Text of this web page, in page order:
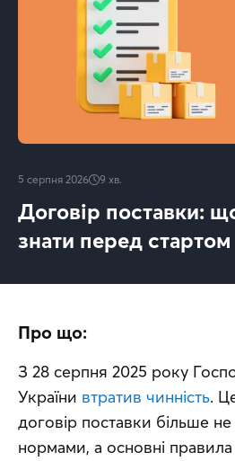
5 серпня 2026 9 хв.
Договір поставки:
знати перед стартом
Про що:
З 28 серпня 2025 року
України втратив чинність.
договір поставки більше
нормами, а основні правила